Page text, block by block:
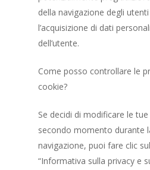
della navigazione degli
l’acquisizione di dati
dell’utente.
Come posso controllare le
cookie?
Se decidi di modificare le
secondo momento durante
navigazione, puoi fare clic
“Informativa sulla privacy e